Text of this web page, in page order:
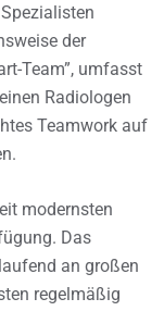
der
Team”, umfasst
Radiologen
Teamwork auf
modernsten
Das
an großen
regelmäßig